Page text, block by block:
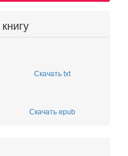
Скачать txt
Скачать epub